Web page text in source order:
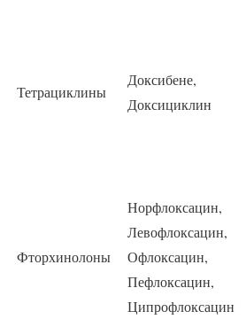
Тетрациклины
Доксибене,
Доксициклин
Фторхинолоны
Норфлоксацин,
Левофлоксацин,
Офлоксацин,
Пефлоксацин,
Ципрофлоксацин